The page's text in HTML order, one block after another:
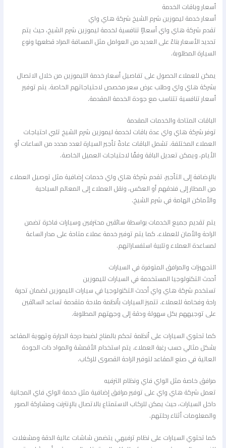
أسعار وباقات الخدمة
أسعار خدمة ليموزين شرم الشيخ شركة هاي واي
تقدم شركة هاي واي أسعارًا تنافسية لخدمة ليموزين شرم الشيخ، حيث يتم
تحديد الأسعار بناءً على العديد من العوامل مثل المسافة المراد قطعها ونوع
السيارة المطلوبة.
يمكن للعملاء الحصول على تفاصيل أسعار خدمة الليموزين من خلال الاتصال
بشركة هاي واي وطلب عرض سعر مخصص لاحتياجاتهم الخاصة. يتم توفير
أسعار تنافسية تتناسب مع جودة الخدمة المقدمة.
الباقات المتاحة والخدمات المقدمة
توفر شركة هاي واي عدة باقات لخدمة ليموزين شرم الشيخ تلبي احتياجات
العملاء المختلفة. تشمل الباقات عادةً تأجير السيارة لعدد محدد من الساعات أو
الأيام، ويمكن تعديل الباقة وفقًا لاحتياجات العميل الخاصة.
بالإضافة إلى التأجير، تقدم شركة هاي واي خدمات إضافية مثل توصيل العملاء
من المطار إلى فندقهم أو العكس، ونقل العملاء إلى المعالم السياحية
والأماكن الهامة في شرم الشيخ.
يتم تقديم جميع الخدمات بواسطة سائقين محترفين وسيارات فاخرة تضمن
الراحة والأمان للعملاء. كما يتم توفير خدمة عملاء متاحة على مدار الساعة
لمساعدة العملاء وتلبية استفساراتهم.
التجهيزات والمرافق المتوفرة في السيارات
أحدث التكنولوجيا المستخدمة في السيارات لليموزين
تستخدم شركة هاي واي أحدث التكنولوجيا في سيارات الليموزين لضمان تجربة
راحة وفخامة للعملاء. تتميز السيارات بأنظمة ملاحة متقدمة تساعد السائقين
على توجيههم بكل سهولة ودقة إلى وجهتهم المطلوبة.
كما تحتوي السيارات على أنظمة تحكم بالمناخ لضبط درجة الحرارة وتهوية المقاعد
بشكل مثالي حسب رغبة العملاء. يتم استخدام الأقمشة والمواد ذات الجودة
العالية في صنع المقاعد لتوفير الراحة القصوى للركاب.
مرافق خاصة مثل الواي فاي ونظام الترفيه
تعمل شركة هاي واي على توفير مرافق إضافية مثل خدمة الواي فاي المجانية
داخل السيارات، حيث يمكن للركاب الاستمتاع بالاتصال بالإنترنت ومشاركة الصور
والمعلومات أثناء رحلتهم.
كما تحتوي السيارات على نظام ترفيهي يتضمن شاشات عالية الدقة ومشغلات